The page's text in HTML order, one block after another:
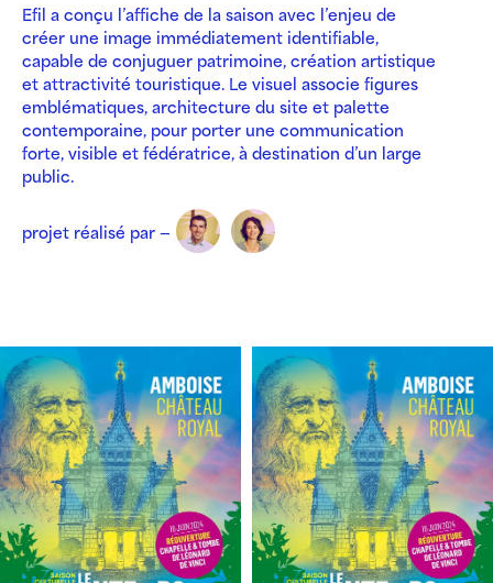
Efil a conçu l’affiche de la saison avec l’enjeu de
créer une image immédiatement identifiable,
capable de conjuguer patrimoine, création artistique
et attractivité touristique. Le visuel associe figures
emblématiques, architecture du site et palette
contemporaine, pour porter une communication
forte, visible et fédératrice, à destination d’un large
public.
projet réalisé par —